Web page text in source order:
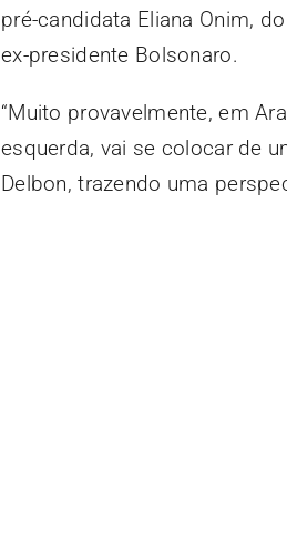
pré-candidata Eliana Onim,
ex-presidente Bolsonaro.
“Muito provavelmente, em
esquerda, vai se colocar de
Delbon, trazendo uma